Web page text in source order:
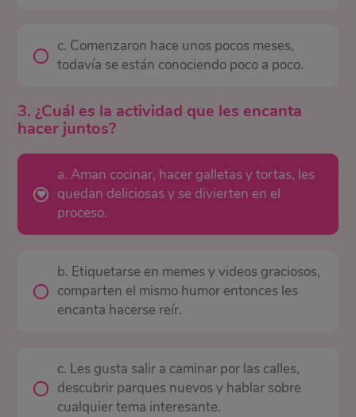
c. Comenzaron hace unos pocos meses,
todavía se están conociendo poco a poco.
3. ¿Cuál es la actividad que les encanta
hacer juntos?
a. Aman cocinar, hacer galletas y tortas, les
quedan deliciosas y se divierten en el
proceso.
b. Etiquetarse en memes y videos graciosos,
comparten el mismo humor entonces les
encanta hacerse reír.
c. Les gusta salir a caminar por las calles,
descubrir parques nuevos y hablar sobre
cualquier tema interesante.